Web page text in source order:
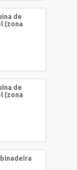
de
(zona
de
(zona